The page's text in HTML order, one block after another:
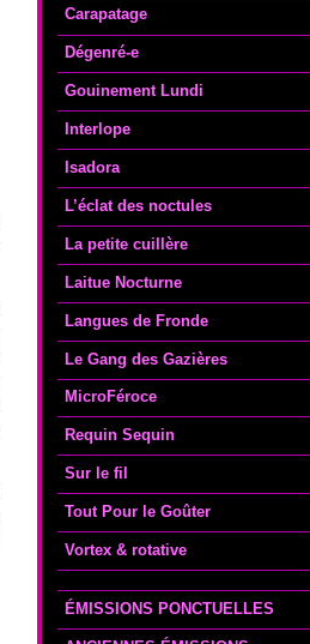
Carapatage
Dégenré-e
Gouinement Lundi
Interlope
Isadora
L’éclat des noctules
La petite cuillère
Laitue Nocturne
Langues de Fronde
Le Gang des Gazières
MicroFéroce
Requin Sequin
Sur le fil
Tout Pour le Goûter
Vortex & rotative
ÉMISSIONS PONCTUELLES